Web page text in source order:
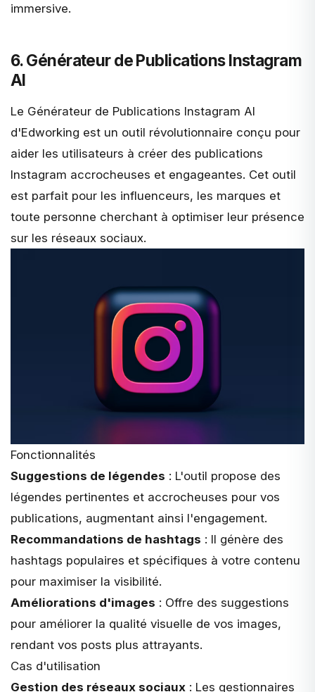
immersive.
6. Générateur de Publications Instagram
AI
Le Générateur de Publications Instagram AI
d'Edworking est un outil révolutionnaire conçu pour
aider les utilisateurs à créer des publications
Instagram accrocheuses et engageantes. Cet outil
est parfait pour les influenceurs, les marques et
toute personne cherchant à optimiser leur présence
sur les réseaux sociaux.
Fonctionnalités
Suggestions de légendes : L'outil propose des
légendes pertinentes et accrocheuses pour vos
publications, augmentant ainsi l'engagement.
Recommandations de hashtags : Il génère des
hashtags populaires et spécifiques à votre contenu
pour maximiser la visibilité.
Améliorations d'images : Offre des suggestions
pour améliorer la qualité visuelle de vos images,
rendant vos posts plus attrayants.
Cas d'utilisation
Gestion des réseaux sociaux : Les gestionnaires